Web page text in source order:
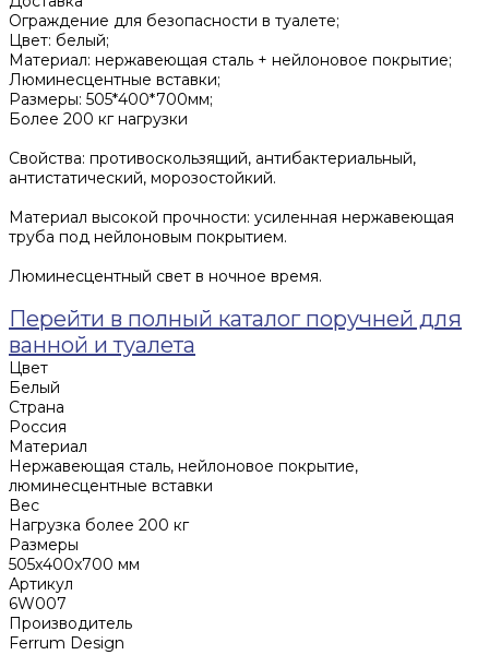
Ограждение для безопасности в туалете;
Цвет: белый;
Материал: нержавеющая сталь + нейлоновое покрытие;
Люминесцентные вставки;
Размеры: 505*400*700мм;
Более 200 кг нагрузки
Свойства: противоскользящий, антибактериальный,
антистатический, морозостойкий.
Материал высокой прочности: усиленная нержавеющая
труба под нейлоновым покрытием.
Люминесцентный свет в ночное время.
Перейти в полный каталог поручней для
ванной и туалета
Цвет
Белый
Страна
Россия
Материал
Нержавеющая сталь, нейлоновое покрытие,
люминесцентные вставки
Вес
Нагрузка более 200 кг
Размеры
505x400x700 мм
Артикул
6W007
Производитель
Ferrum Design